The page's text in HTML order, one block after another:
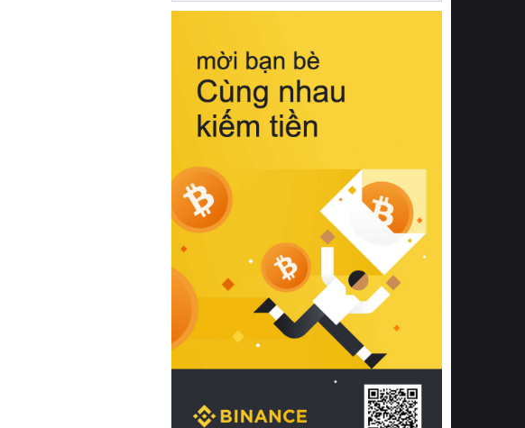
này, bạn sẽ cảm nhận rõ rệt sự khác
hồi chuẩn xác của phần đệm nâng đỡ
cột sống.
Bên cạnh đó, việc lựa chọn các dòng
sản phẩm đạt chuẩn chất lượng quốc
tế còn giúp ngăn ngừa tình trạng kích
khuẩn và nấm mốc trong điều kiện
thời tiết nóng ẩm. Bạn có thể tìm hiểu
thêm các nghiên cứu khoa học về tác
động của giấc ngủ và môi trường
phòng ngủ đối với sức khỏe con
người tại Sleep Foundation (External
Link) để có cái nhìn toàn diện hơn.
2. Các tiêu chí vàng khi lựa chọn
chăn ga gối đệm cao cấp cho phòng
ngủ
Để sở hữu một bộ chăn ga gối đệm
cao cấp hoàn hảo cả về thẩm mỹ lẫn
công năng, người tiêu dùng cần cân
nhắc kỹ lưỡng các tiêu chí quan trọng